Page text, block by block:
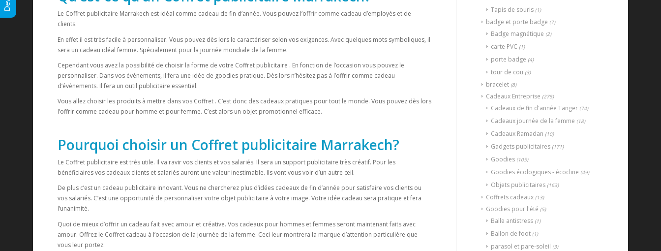
Le Coffret publicitaire Marrakech est idéal comme cadeau de fin d’année. Vous pouvez l’offrir comme cadeau d’employés et de
clients.
En effet il est très facile à personnaliser. Vous pouvez dès lors le caractériser selon vos exigences. Avec quelques mots symboliques, il
sera un cadeau idéal femme. Spécialement pour la journée mondiale de la femme.
Cependant vous avez la possibilité de choisir la forme de votre Coffret publicitaire . En fonction de l’occasion vous pouvez le
personnaliser. Dans vos évènements, il fera une idée de goodies pratique. Dès lors n’hésitez pas à l’offrir comme cadeau
d’évènements. Il fera un outil publicitaire essentiel.
Vous allez choisir les produits à mettre dans vos Coffret . C’est donc des cadeaux pratiques pour tout le monde. Vous pouvez dès lors
l’offrir comme cadeau pour homme et pour femme. C’est alors un objet promotionnel efficace.
Pourquoi choisir un Coffret publicitaire Marrakech?
Le Coffret publicitaire est très utile. Il va ravir vos clients et vos salariés. Il sera un support publicitaire très créatif. Pour les
bénéficiaires vos cadeaux clients et salariés auront une valeur inestimable. Ils vont vous voir d’un autre œil.
De plus c’est un cadeau publicitaire innovant. Vous ne chercherez plus d’idées cadeaux de fin d’année pour satisfaire vos clients ou
vos salariés. C’est une opportunité de personnaliser votre objet publicitaire à votre image. Votre idée cadeau sera pratique et fera
l’unanimité.
Quoi de mieux d’offrir un cadeau fait avec amour et créative. Vos cadeaux pour hommes et femmes seront maintenant faits avec
amour. Offrez le Coffret cadeau à l’occasion de la journée de la femme. Ceci leur montrera la marque d’attention particulière que
vous leur portez.
Tapis de souris (1)
badge et porte badge (7)
Badge magnétique (2)
carte PVC (1)
porte badge (4)
tour de cou (3)
bracelet (8)
Cadeaux Entreprise (275)
Cadeaux de fin d'année Tanger (74)
Cadeaux journée de la femme (18)
Cadeaux Ramadan (10)
Gadgets publicitaires (171)
Goodies (105)
Goodies écologiques - écocline (49)
Objets publicitaires (163)
Coffrets cadeaux (13)
Goodies pour l'été (5)
Balle antistress (1)
Ballon de foot (1)
parasol et pare-soleil (3)